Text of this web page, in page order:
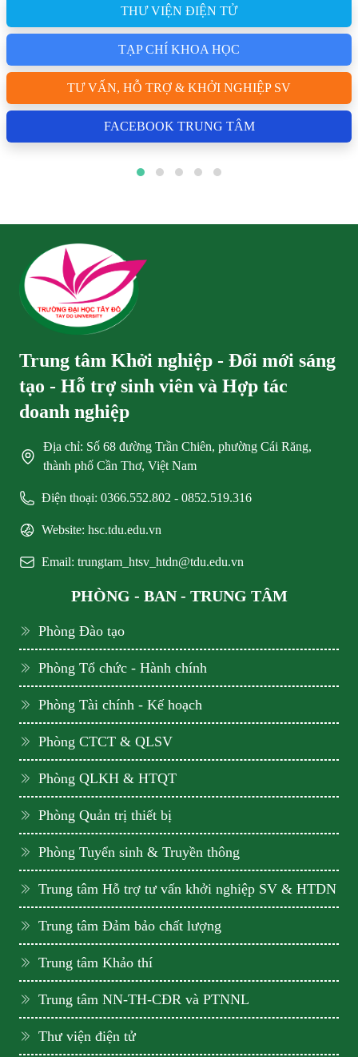
THƯ VIỆN ĐIỆN TỬ
TẠP CHÍ KHOA HỌC
TƯ VẤN, HỖ TRỢ & KHỞI NGHIỆP SV
FACEBOOK TRUNG TÂM
Trung tâm Khởi nghiệp - Đổi mới sáng
tạo - Hỗ trợ sinh viên và Hợp tác
doanh nghiệp
Địa chỉ: Số 68 đường Trần Chiên, phường Cái Răng,
thành phố Cần Thơ, Việt Nam
Điện thoại: 0366.552.802 - 0852.519.316
Website: hsc.tdu.edu.vn
Email: trungtam_htsv_htdn@tdu.edu.vn
PHÒNG - BAN - TRUNG TÂM
Phòng Đào tạo
Phòng Tổ chức - Hành chính
Phòng Tài chính - Kế hoạch
Phòng CTCT & QLSV
Phòng QLKH & HTQT
Phòng Quản trị thiết bị
Phòng Tuyển sinh & Truyền thông
Trung tâm Hỗ trợ tư vấn khởi nghiệp SV & HTDN
Trung tâm Đảm bảo chất lượng
Trung tâm Khảo thí
Trung tâm NN-TH-CĐR và PTNNL
Thư viện điện tử